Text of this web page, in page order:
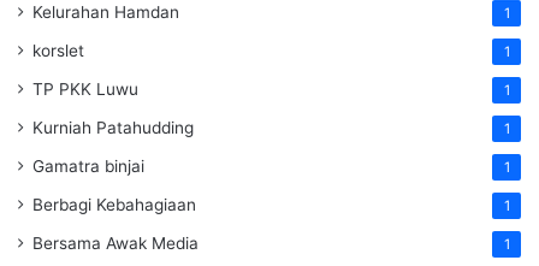
Kelurahan Hamdan 1
korslet 1
TP PKK Luwu 1
Kurniah Patahudding 1
Gamatra binjai 1
Berbagi Kebahagiaan 1
Bersama Awak Media 1